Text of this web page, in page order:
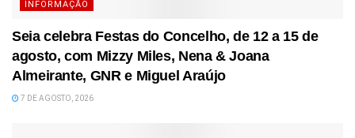
INFORMAÇÃO
Seia celebra Festas do Concelho, de 12 a 15 de
agosto, com Mizzy Miles, Nena & Joana
Almeirante, GNR e Miguel Araújo
7 DE AGOSTO, 2026